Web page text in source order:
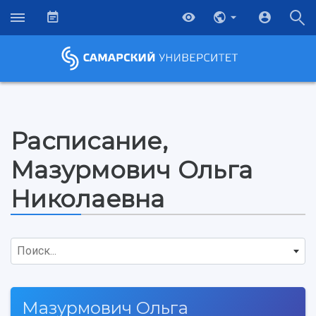
Расписание,
Мазурмович Ольга
Николаевна
Поиск...
Мазурмович Ольга